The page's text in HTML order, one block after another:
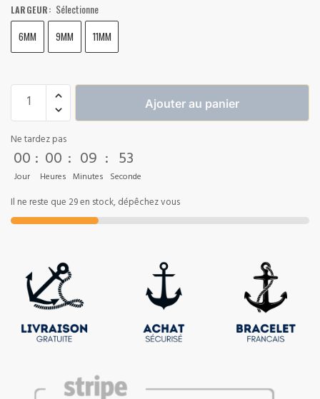
LARGEUR: Sélectionne
6MM 9MM 11MM
Ajouter au panier
Ne tardez pas
00
Jour
: 00
Heures
: 09
Minutes
: 52
Seconde
Il ne reste que 29 en stock, dépêchez vous